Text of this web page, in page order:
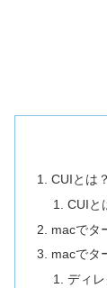
CUIとは
CUIと
macでタ
macでタ
ディ